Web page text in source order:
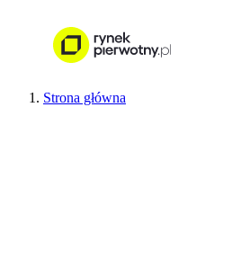
Strona główna